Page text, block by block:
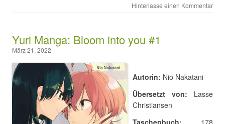
Hinterlasse einen Kommentar
Yuri Manga: Bloom into you #1
März 21, 2022
Autorin: Nio Nakatani
Übersetzt von: Lasse
Christiansen
Taschenbuch: 178